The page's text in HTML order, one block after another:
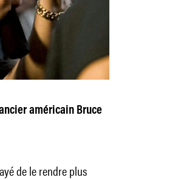
américain Bruce
de le rendre plus